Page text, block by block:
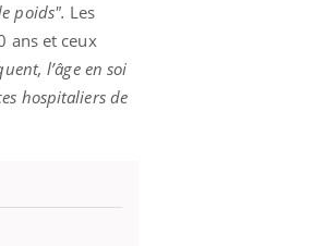
poids". Les
ans et ceux
l’âge en soi
hospitaliers de